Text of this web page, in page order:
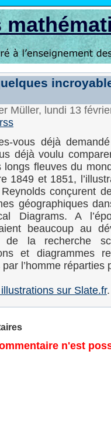
Müller, lundi 13
rss
vous déjà
déjà voulu
longs fleuves du
1849 et 1851,
Reynolds conçurent
géographiques
Diagrams. A
beaucoup au
de la recherche
et diagrammes
l’homme réparties
sur Slate.fr.
n'est